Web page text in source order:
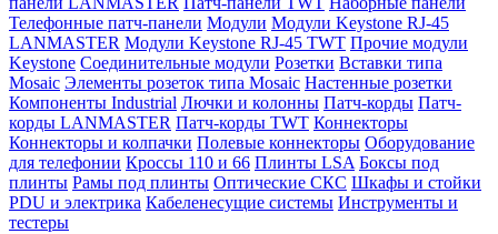
Телефонные патч-панели Модули Модули Keystone RJ-45
LANMASTER Модули Keystone RJ-45 TWT Прочие модули
Keystone Соединительные модули Розетки Вставки типа
Mosaic Элементы розеток типа Mosaic Настенные розетки
Компоненты Industrial Лючки и колонны Патч-корды Патч-
корды LANMASTER Патч-корды TWT Коннекторы
Коннекторы и колпачки Полевые коннекторы Оборудование
для телефонии Кроссы 110 и 66 Плинты LSA Боксы под
плинты Рамы под плинты Оптические СКС Шкафы и стойки
PDU и электрика Кабеленесущие системы Инструменты и
тестеры